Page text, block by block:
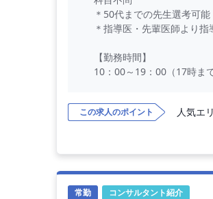
＊50代までの先生選考可能
＊指導医・先輩医師より指
【勤務時間】
10：00～19：00（17時ま
・休憩時間：60分
・残業なし
週3日〜週5日
＊シフト制でのご勤務とな
＊固定休の相談可能
この求人のポイント 人気エ
常勤 コンサルタント紹介